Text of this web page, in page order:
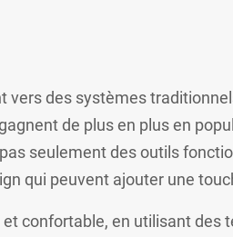
des systèmes
de plus en plus en
seulement des outils
qui peuvent ajouter une
confortable, en utilisant